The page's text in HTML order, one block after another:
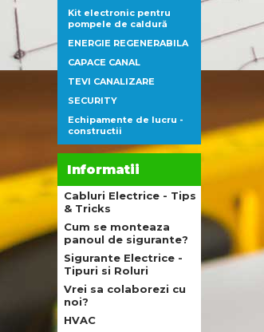
Kit electronic pentru
pompele de caldură
ENERGIE REGENERABILA
CAPACE CANAL
TEVI CANALIZARE
SECURITY
Echipamente de lucru -
constructii
Informatii
Cabluri Electrice - Tips
& Tricks
Cum se monteaza
panoul de sigurante?
Sigurante Electrice -
Tipuri si Roluri
Vrei sa colaborezi cu
noi?
HVAC